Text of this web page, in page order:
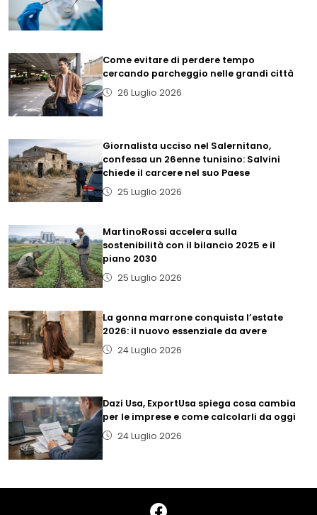
Come evitare di perdere tempo
cercando parcheggio nelle grandi città
26 Luglio 2026
Giornalista ucciso nel Salernitano,
confessa un 26enne tunisino: Salvini
chiede il carcere nel suo Paese
25 Luglio 2026
MartinoRossi accelera sulla
sostenibilità con il bilancio 2025 e il
piano 2030
25 Luglio 2026
La gonna marrone conquista l’estate
2026: il nuovo essenziale da avere
24 Luglio 2026
Dazi Usa, ExportUsa spiega cosa cambia
per le imprese e come calcolarli da oggi
24 Luglio 2026